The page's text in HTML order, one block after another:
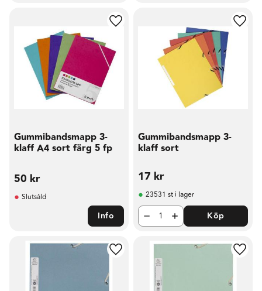
Gummibandsmapp 3-
klaff A4 sort färg 5 fp
50 kr
Lägg till i favoriter
Slutsåld
Info
Gummibandsmapp 3-
klaff sort
17 kr
23531 st i lager
Köp
Lägg till i favoriter